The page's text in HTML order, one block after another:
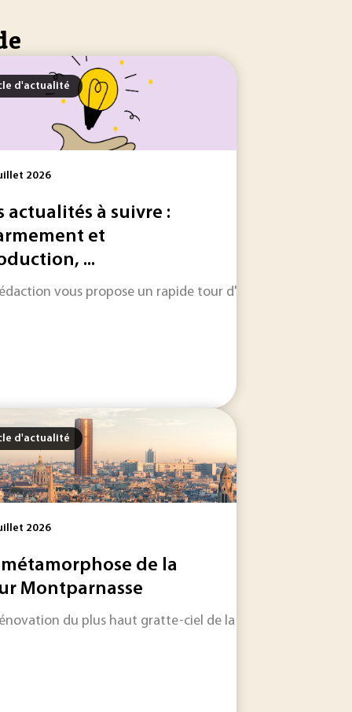
présentée comme un levier climatique majeur, à
l’archétype, ont ouvert il y a 40 ans une nouvelle
d'actualité
2026
actualités à suivre :
et
...
vous propose un rapide tour d'horizon sur les
les jours et les semaines à venir.
toujours plus riche, Techniques de l'Ingénieur s'associe
d'actualité
2026
métamorphose de la
Montparnasse
du plus haut gratte-ciel de la capitale est